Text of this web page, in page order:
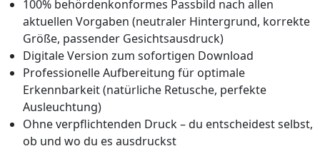
100% behördenkonformes Passbild nach allen
aktuellen Vorgaben (neutraler Hintergrund, korrekte
Größe, passender Gesichtsausdruck)
Digitale Version zum sofortigen Download
Professionelle Aufbereitung für optimale
Erkennbarkeit (natürliche Retusche, perfekte
Ausleuchtung)
Ohne verpflichtenden Druck – du entscheidest selbst,
ob und wo du es ausdruckst